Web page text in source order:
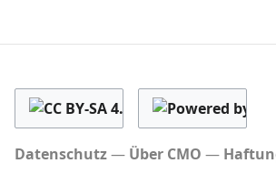
a
2
2
6
Datenschutz Über CMO